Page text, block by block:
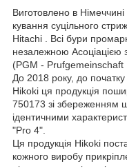
Виготовлено в
кування суцільного
Hitachi . Всі бури
незалежною Асоціацією
(PGM - Prufgemeinschaft
До 2018 року, до
Hikoki ця продукція
750173 зі збереженням
ідентичними
"Pro 4".
Ця продукція Hikoki
кожного виробу